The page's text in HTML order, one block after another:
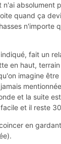
absolument
quand ça
n'importe
fait un
en haut,
imagine
et la suite
et il reste
en